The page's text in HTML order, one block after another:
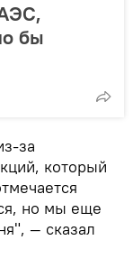
бы
за
который
но мы еще
— сказал